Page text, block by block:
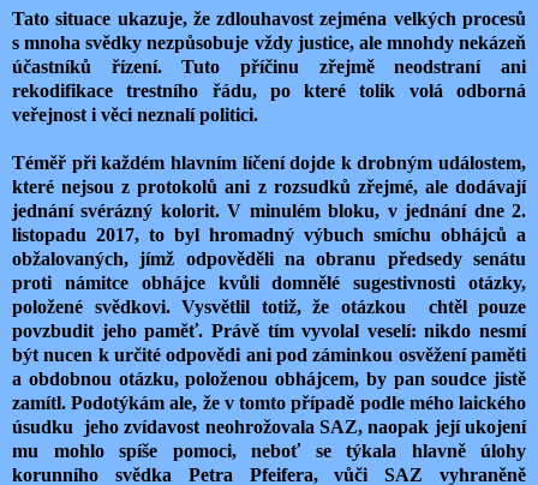
Tato situace ukazuje, že zdlouhavost zejména velkých procesů
s mnoha svědky nezpůsobuje vždy justice, ale mnohdy nekázeň
účastníků řízení. Tuto příčinu zřejmě neodstraní ani
rekodifikace trestního řádu, po které tolik volá odborná
veřejnost i věci neznalí politici.
Téměř při každém hlavním líčení dojde k drobným událostem,
které nejsou z protokolů ani z rozsudků zřejmé, ale dodávají
jednání svérázný kolorit. V minulém bloku, v jednání dne 2.
listopadu 2017, to byl hromadný výbuch smíchu obhájců a
obžalovaných, jímž odpověděli na obranu předsedy senátu
proti námitce obhájce kvůli domnělé sugestivnosti otázky,
položené svědkovi. Vysvětlil totiž, že otázkou chtěl pouze
povzbudit jeho paměť. Právě tím vyvolal veselí: nikdo nesmí
být nucen k určité odpovědi ani pod záminkou osvěžení paměti
a obdobnou otázku, položenou obhájcem, by pan soudce jistě
zamítl. Podotýkám ale, že v tomto případě podle mého laického
úsudku jeho zvídavost neohrožovala SAZ, naopak její ukojení
mu mohlo spíše pomoci, neboť se týkala hlavně úlohy
korunního svědka Petra Pfeifera, vůči SAZ vyhraněně